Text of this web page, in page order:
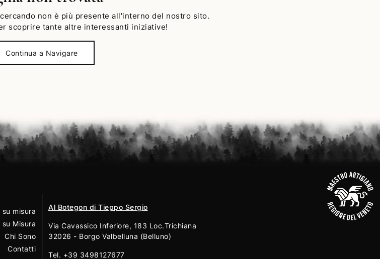
non è più presente all'interno del nostro sito.
scoprire tante altre interessanti iniziative!
Continua a Navigare
misura
su Misura
Chi Sono
Contatti
Al Botegon di Tieppo Sergio
Via Cavassico Inferiore, 183 Loc.Trichiana
32026 - Borgo Valbelluna (Belluno)
Tel. +39 3498127677